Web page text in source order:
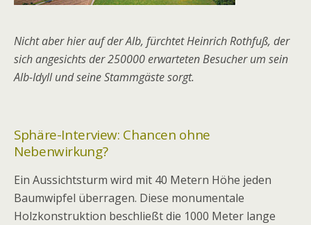
Nicht aber hier auf der Alb, fürchtet Heinrich Rothfuß, der
sich angesichts der 250000 erwarteten Besucher um sein
Alb-Idyll und seine Stammgäste sorgt.
Sphäre-Interview: Chancen ohne
Nebenwirkung?
Ein Aussichtsturm wird mit 40 Metern Höhe jeden
Baumwipfel überragen. Diese monumentale
Holzkonstruktion beschließt die 1000 Meter lange